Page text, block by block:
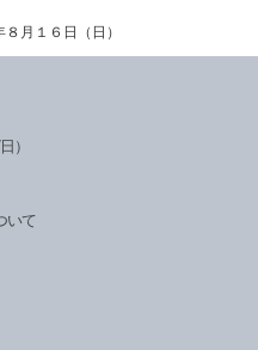
月１６日（日）
）
いて